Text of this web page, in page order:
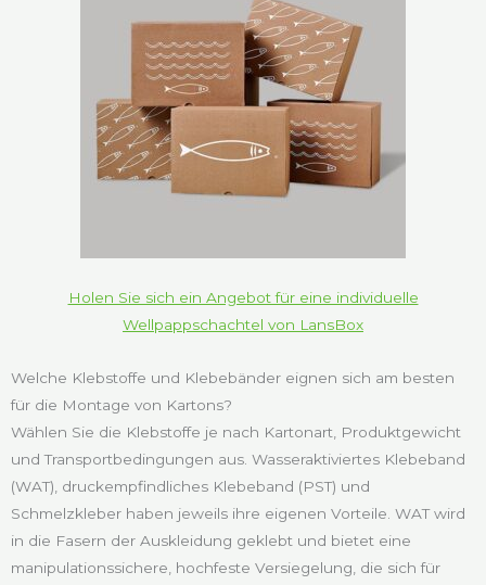
Holen Sie sich ein Angebot für eine individuelle
Wellpappschachtel von LansBox
Welche Klebstoffe und Klebebänder eignen sich am besten
für die Montage von Kartons?
Wählen Sie die Klebstoffe je nach Kartonart, Produktgewicht
und Transportbedingungen aus. Wasseraktiviertes Klebeband
(WAT), druckempfindliches Klebeband (PST) und
Schmelzkleber haben jeweils ihre eigenen Vorteile. WAT wird
in die Fasern der Auskleidung geklebt und bietet eine
manipulationssichere, hochfeste Versiegelung, die sich für